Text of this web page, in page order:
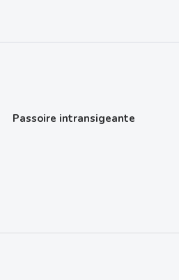
Passoire intransigeante